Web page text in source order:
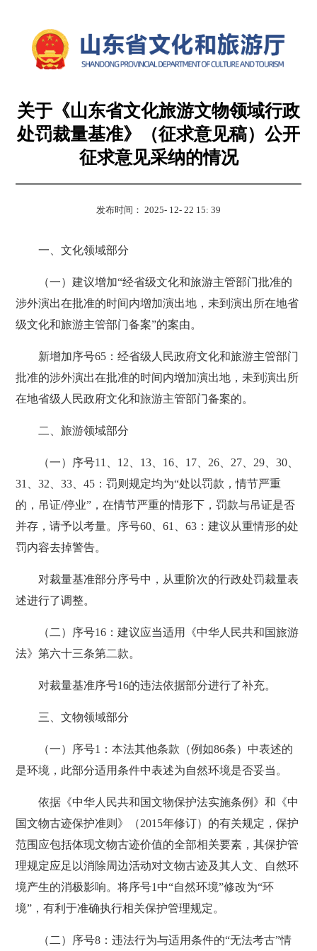
关于《山东省文化旅游文物领域行政
处罚裁量基准》（征求意见稿）公开
征求意见采纳的情况
发布时间： 2025- 12- 22 15: 39
一、文化领域部分
（一）建议增加“经省级文化和旅游主管部门批准的
涉外演出在批准的时间内增加演出地，未到演出所在地省
级文化和旅游主管部门备案”的案由。
新增加序号65：经省级人民政府文化和旅游主管部门
批准的涉外演出在批准的时间内增加演出地，未到演出所
在地省级人民政府文化和旅游主管部门备案的。
二、旅游领域部分
（一）序号11、12、13、16、17、26、27、29、30、
31、32、33、45：罚则规定均为“处以罚款，情节严重
的，吊证/停业”，在情节严重的情形下，罚款与吊证是否
并存，请予以考量。序号60、61、63：建议从重情形的处
罚内容去掉警告。
对裁量基准部分序号中，从重阶次的行政处罚裁量表
述进行了调整。
（二）序号16：建议应当适用《中华人民共和国旅游
法》第六十三条第二款。
对裁量基准序号16的违法依据部分进行了补充。
三、文物领域部分
（一）序号1：本法其他条款（例如86条）中表述的
是环境，此部分适用条件中表述为自然环境是否妥当。
依据《中华人民共和国文物保护法实施条例》和《中
国文物古迹保护准则》（2015年修订）的有关规定，保护
范围应包括体现文物古迹价值的全部相关要素，其保护管
理规定应足以消除周边活动对文物古迹及其人文、自然环
境产生的消极影响。将序号1中“自然环境”修改为“环
境”，有利于准确执行相关保护管理规定。
（二）序号8：违法行为与适用条件的“无法考古”情